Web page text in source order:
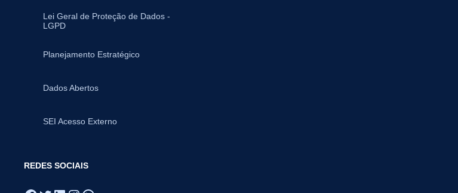
Lei Geral de Proteção de Dados -
LGPD
Planejamento Estratégico
Dados Abertos
SEI Acesso Externo
REDES SOCIAIS